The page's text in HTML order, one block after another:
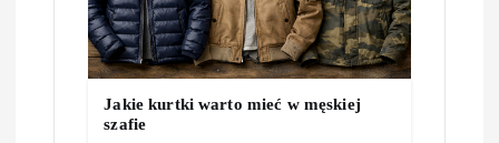
Jakie kurtki warto mieć w męskiej
szafie